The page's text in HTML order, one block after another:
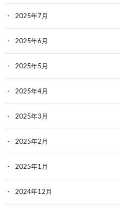
2025年7月
2025年6月
2025年5月
2025年4月
2025年3月
2025年2月
2025年1月
2024年12月